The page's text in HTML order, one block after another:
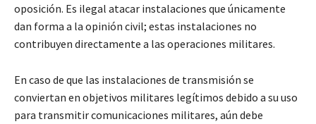
oposición. Es ilegal atacar instalaciones que únicamente
dan forma a la opinión civil; estas instalaciones no
contribuyen directamente a las operaciones militares.
En caso de que las instalaciones de transmisión se
conviertan en objetivos militares legítimos debido a su uso
para transmitir comunicaciones militares, aún debe